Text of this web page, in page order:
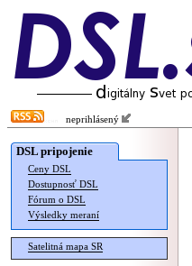
neprihlásený
DSL pripojenie
Ceny DSL
Dostupnosť DSL
Fórum o DSL
Výsledky meraní
Satelitná mapa SR